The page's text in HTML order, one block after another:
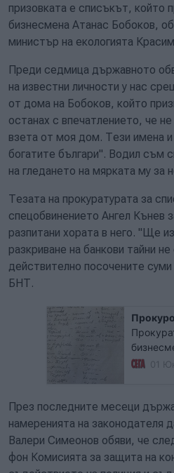
призовката е списъкът, който
бизнесмена Атанас Бобоков,
министър на екологията
Преди седмица държавното
на известни личности у нас
от дома на Бобоков, който
останах с впечатлението, че
взета от моя дом. Тези имена
богатите българи". Водил съм
на гледането на мярката му за
Тезата на прокуратурата за
спецобвинението Ангел Кънев
разпитани хората в него. "Ще
разкриване на банкови тайни
действително посочените
БНТ.
сметки
01
През последните месеци
намеренията на
Валери Симеонов обяви, че
фон Комисията за защита на